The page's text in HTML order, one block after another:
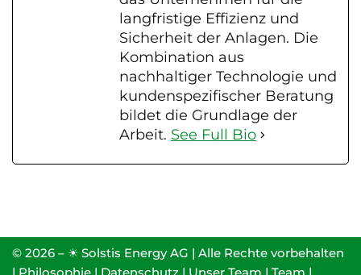
langfristige Effizienz und
Sicherheit der Anlagen. Die
Kombination aus
nachhaltiger Technologie und
kundenspezifischer Beratung
bildet die Grundlage der
Arbeit. See Full Bio
© 2026 – ☀ Solstis Energy AG | Alle Rechte vorbehalten